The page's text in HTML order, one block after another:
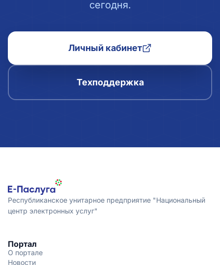
сегодня.
Личный кабинет
Техподдержка
Республиканское унитарное предприятие "Национальный
центр электронных услуг"
Портал
О портале
Новости